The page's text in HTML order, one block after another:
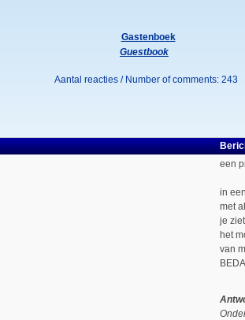
Gastenboek
Guestbook
Aantal reacties / Number of comments: 243
een
in
met
je
het
van